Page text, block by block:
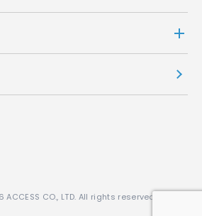
CO., LTD. All rights reserved.